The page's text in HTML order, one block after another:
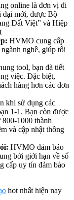
online là đơn vị đi
đại mới, được Bộ
Đất Việt” và Hiệp
HVMO cung cấp
nghề, giúp tối
tool, bạn đã tiết
việc. Đặc biệt,
hàng hơn các đơn
khi sử dụng các
1-1. Bạn còn được
1000 thành
và cập nhật thông
HVMO đảm bảo
bởi giới hạn về số
cấp uy tín đảm bảo
hot nhất hiện nay